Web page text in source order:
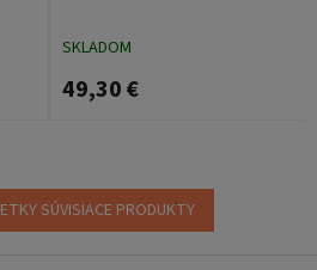
SKLADOM
49,30 €
SÚVISIACE PRODUKTY